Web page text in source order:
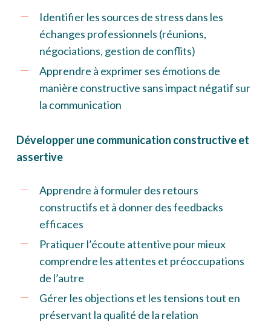
Identifier les sources de stress dans les
échanges professionnels (réunions,
négociations, gestion de conflits)
Apprendre à exprimer ses émotions de
manière constructive sans impact négatif sur
la communication
Développer une communication constructive et
assertive
Apprendre à formuler des retours
constructifs et à donner des feedbacks
efficaces
Pratiquer l’écoute attentive pour mieux
comprendre les attentes et préoccupations
de l’autre
Gérer les objections et les tensions tout en
préservant la qualité de la relation